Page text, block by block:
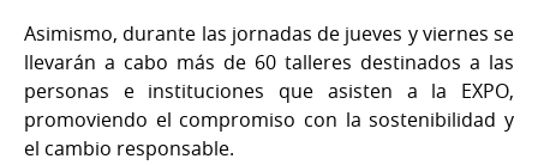
Asimismo, durante las jornadas de jueves y viernes se
llevarán a cabo más de 60 talleres destinados a las
personas e instituciones que asisten a la EXPO,
promoviendo el compromiso con la sostenibilidad y
el cambio responsable.